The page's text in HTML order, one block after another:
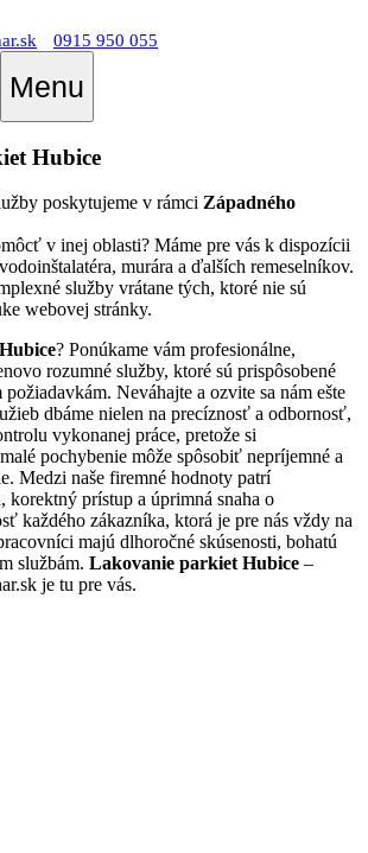
0915 950 055
Menu
Hubice
poskytujeme v rámci Západného
v inej oblasti? Máme pre vás k dispozícii
murára a ďalších remeselníkov.
služby vrátane tých, ktoré nie sú
webovej stránky.
? Ponúkame vám profesionálne,
rozumné služby, ktoré sú prispôsobené
Neváhajte a ozvite sa nám ešte
dbáme nielen na precíznosť a odbornosť,
vykonanej práce, pretože si
pochybenie môže spôsobiť nepríjemné a
Medzi naše firemné hodnoty patrí
prístup a úprimná snaha o
každého zákazníka, ktorá je pre nás vždy na
majú dlhoročné skúsenosti, bohatú
službám. Lakovanie parkiet Hubice –
je tu pre vás.